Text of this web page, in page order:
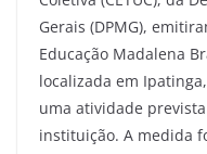
Gerais (DPMG),
Educação Madalena
localizada em
uma atividade
instituição. A medida